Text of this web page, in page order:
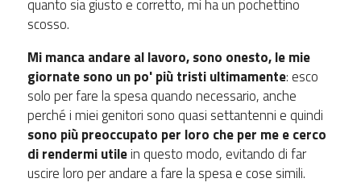
quanto sia giusto e corretto, mi ha un pochettino
scosso.
Mi manca andare al lavoro, sono onesto, le mie
giornate sono un po' più tristi ultimamente: esco
solo per fare la spesa quando necessario, anche
perché i miei genitori sono quasi settantenni e quindi
sono più preoccupato per loro che per me e cerco
di rendermi utilein questo modo, evitando di far
uscire loro per andare a fare la spesa e cose simili.